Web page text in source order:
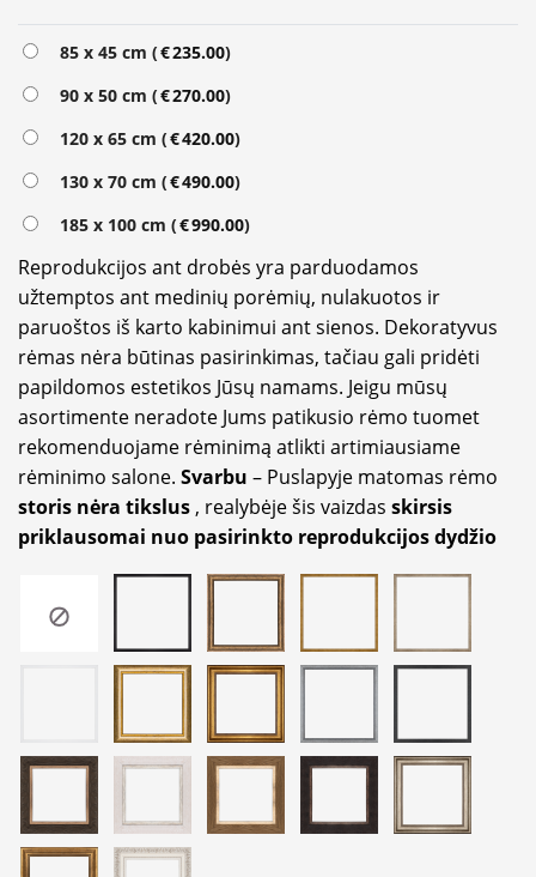
85 x 45 cm (€235.00)
90 x 50 cm (€270.00)
120 x 65 cm (€420.00)
130 x 70 cm (€490.00)
185 x 100 cm (€990.00)
Reprodukcijos ant drobės yra parduodamos
užtemptos ant medinių porėmių, nulakuotos ir
paruoštos iš karto kabinimui ant sienos. Dekoratyvus
rėmas nėra būtinas pasirinkimas, tačiau gali pridėti
papildomos estetikos Jūsų namams. Jeigu mūsų
asortimente neradote Jums patikusio rėmo tuomet
rekomenduojame rėminimą atlikti artimiausiame
rėminimo salone. Svarbu – Puslapyje matomas rėmo
storis nėra tikslus , realybėje šis vaizdas skirsis
priklausomai nuo pasirinkto reprodukcijos dydžio
Alternative: